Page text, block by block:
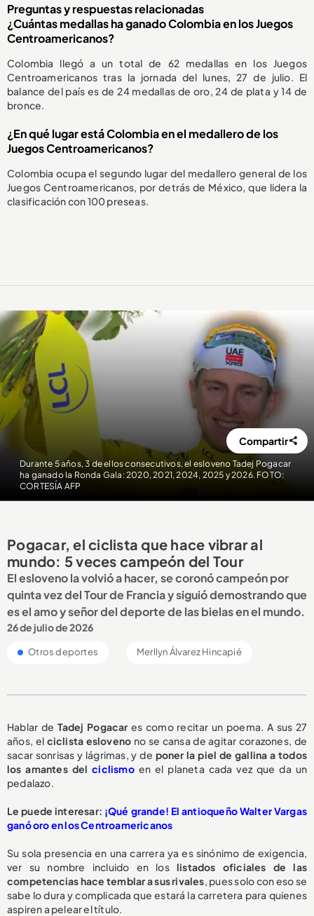
Preguntas y respuestas relacionadas
¿Cuántas medallas ha ganado Colombia en los Juegos
Centroamericanos?
Colombia llegó a un total de 62 medallas en los Juegos
Centroamericanos tras la jornada del lunes, 27 de julio. El
balance del país es de 24 medallas de oro, 24 de plata y 14 de
bronce.
¿En qué lugar está Colombia en el medallero de los
Juegos Centroamericanos?
Colombia ocupa el segundo lugar del medallero general de los
Juegos Centroamericanos, por detrás de México, que lidera la
clasificación con 100 preseas.
Durante 5 años, 3 de ellos consecutivos, el esloveno Tadej Pogacar
ha ganado la Ronda Gala: 2020, 2021, 2024, 2025 y 2026. FOTO:
CORTESÍA AFP
Compartir
Pogacar, el ciclista que hace vibrar al
mundo: 5 veces campeón del Tour
El esloveno la volvió a hacer, se coronó campeón por
quinta vez del Tour de Francia y siguió demostrando que
es el amo y señor del deporte de las bielas en el mundo.
26 de julio de 2026
Otros deportes Merllyn Álvarez Hincapié
Hablar de Tadej Pogacar es como recitar un poema. A sus 27
años, el ciclista esloveno no se cansa de agitar corazones, de
sacar sonrisas y lágrimas, y de poner la piel de gallina a todos
los amantes delciclismoen el planeta cada vez que da un
pedalazo.
Le puede interesar: ¡Qué grande! El antioqueño Walter Vargas
ganó oro en los Centroamericanos
Su sola presencia en una carrera ya es sinónimo de exigencia,
ver su nombre incluido en los listados oficiales de las
competencias hace temblar a sus rivales, pues solo con eso se
sabe lo dura y complicada que estará la carretera para quienes
aspiren a pelear el título.